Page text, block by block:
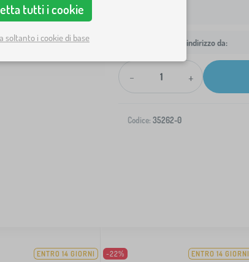
Spedizione al tuo indirizzo da:
- +
Codice: 35262-0
ENTRO 14 GIORNI -22% ENTRO 14 GIORNI
tutti i cookie
soltanto i cookie di base